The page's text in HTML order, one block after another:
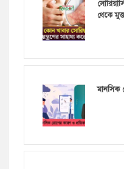
থেকে
মানসিক